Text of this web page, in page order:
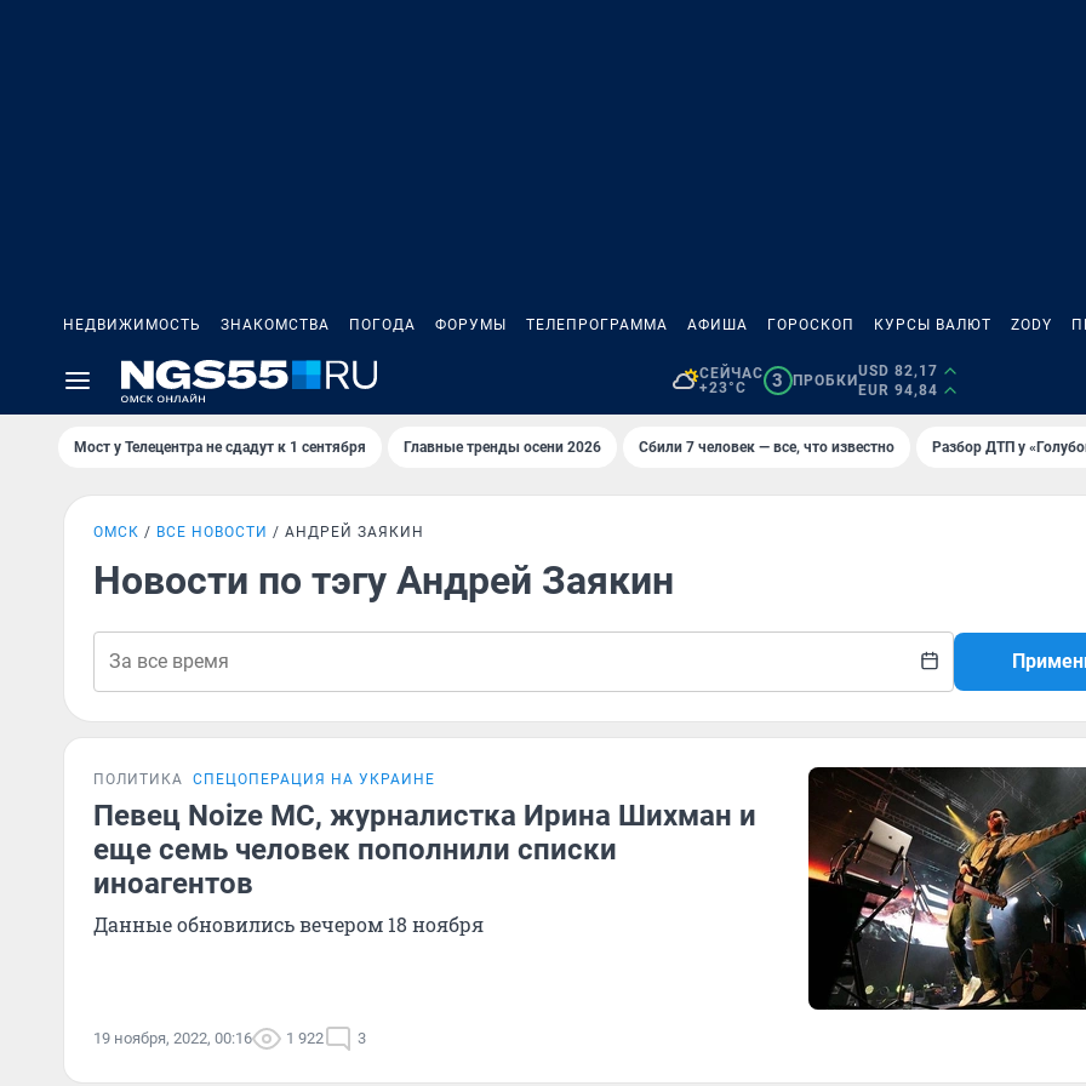
НЕДВИЖИМОСТЬ ЗНАКОМСТВА ПОГОДА ФОРУМЫ ТЕЛЕПРОГРАММА АФИША ГОРОСКОП КУРСЫ ВАЛЮТ ZODY
СЕЙЧАС
+23°C
3 ПРОБКИ
USD 82,17
EUR 94,84
Мост у Телецентра не сдадут к 1 сентября Главные тренды осени 2026 Сбили 7 человек — все, что известно Разбор ДТП у
ОМСК ВСЕ НОВОСТИ АНДРЕЙ ЗАЯКИН
Новости по тэгу Андрей Заякин
ПОЛИТИКА СПЕЦОПЕРАЦИЯ НА УКРАИНЕ
Певец Noize MC, журналистка Ирина Шихман и
еще семь человек пополнили списки
иноагентов
Данные обновились вечером 18 ноября
19 ноября, 2022, 00:16 1 922 3